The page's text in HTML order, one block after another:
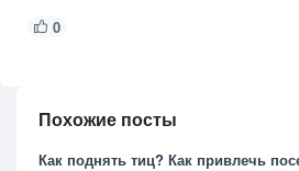
0
Похожие посты
Как поднять тиц? Как привлечь